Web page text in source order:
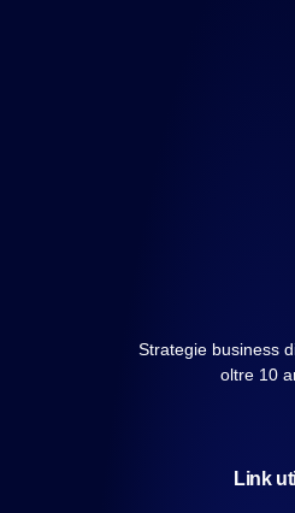
Strategie business
oltre 10
Link